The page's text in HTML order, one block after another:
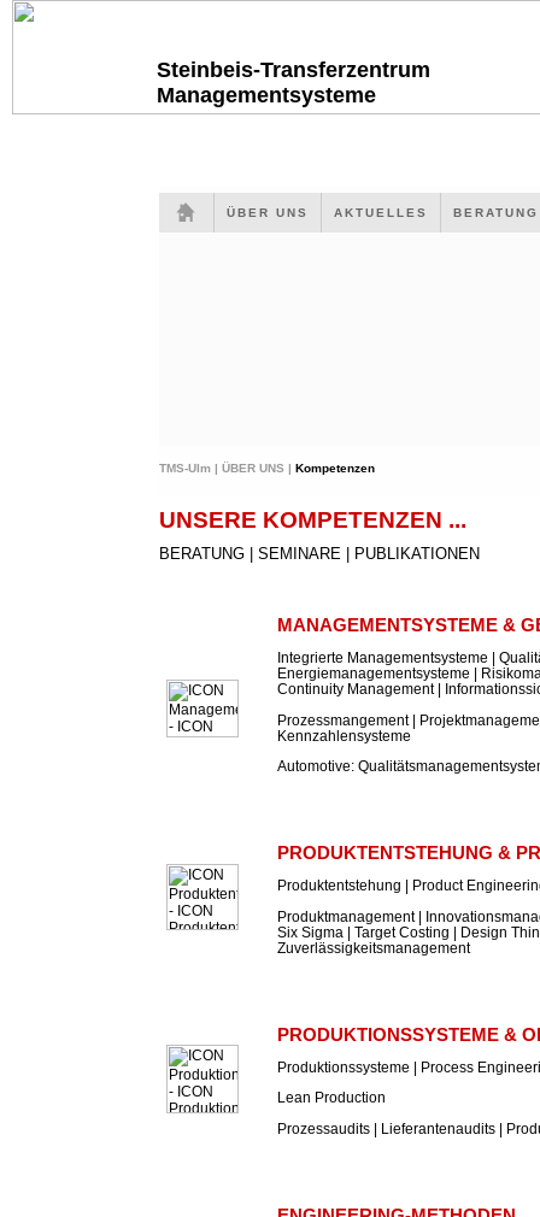
Steinbeis-Transferzentrum
Managementsysteme
ÜBER UNS AKTUELLES
TMS-Ulm | ÜBER UNS | Kompetenzen
UNSERE KOMPETENZEN ...
BERATUNG | SEMINARE | PUBLIKATIONEN
MANAGEMENTSYSTEME &
Integrierte Managementsysteme |
Energiemanagementsysteme |
Continuity Management |
Prozessmangement |
Kennzahlensysteme
Automotive:
PRODUKTENTSTEHUNG &
Produktentstehung | Product
Produktmanagement |
Six Sigma | Target Costing | Design
Zuverlässigkeitsmanagement
PRODUKTIONSSYSTEME &
Produktionssysteme | Process
Lean Production
Prozessaudits | Lieferantenaudits |